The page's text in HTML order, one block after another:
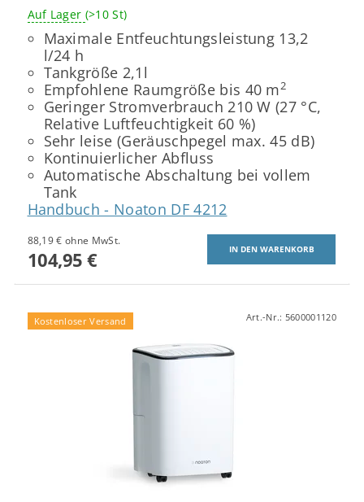
Auf Lager (>10 St)
Maximale Entfeuchtungsleistung 13,2
l/24 h
Tankgröße 2,1l
Empfohlene Raumgröße bis 40 m2
Geringer Stromverbrauch 210 W (27 °C,
Relative Luftfeuchtigkeit 60 %)
Sehr leise (Geräuschpegel max. 45 dB)
Kontinuierlicher Abfluss
Automatische Abschaltung bei vollem
Tank
Handbuch - Noaton DF 4212
88,19 € ohne MwSt.
104,95 €
Kostenloser Versand Art.-Nr.: 5600001120